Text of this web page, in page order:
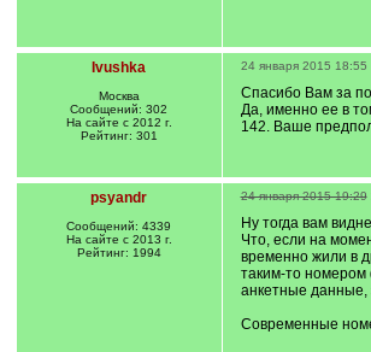
Ivushka
Москва
Сообщений: 302
На сайте с 2012 г.
Рейтинг: 301
24 января 2015 18:55
Спасибо Вам за
Да, именно ее в
142. Ваше
psyandr
Сообщений: 4339
На сайте с 2013 г.
Рейтинг: 1994
24 января 2015 19:29
Ну тогда вам
Что, если на
временно жили в
таким-то номером
анкетные данные,
Современные